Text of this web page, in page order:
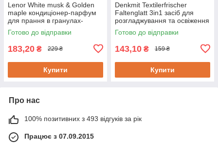
Lenor White musk & Golden
maple кондиціонер-парфум
для прання в гранулах-
перлинках 176 г
Готово до відправки
183,20 ₴ 229 ₴
Купити
Denkmit Textilerfrischer
Faltenglatt 3in1 засіб для
розгладжування та освіження
тканин, одягу
Готово до відправки
143,10 ₴ 159 ₴
Купити
Про нас
100% позитивних з 493 відгуків за рік
Працює з 07.09.2015